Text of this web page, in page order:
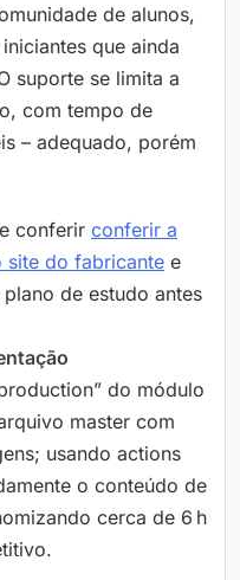
de alunos,
que ainda
suporte se limita a
com tempo de
– adequado, porém
conferir conferir a
site do fabricante e
de estudo antes
do módulo
master com
usando actions
o conteúdo de
cerca de 6 h